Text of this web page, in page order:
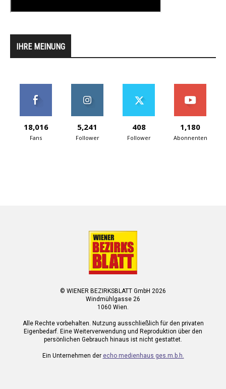
IHRE MEINUNG
18,016
Fans
5,241
Follower
408
Follower
1,180
Abonnenten
© WIENER BEZIRKSBLATT GmbH 2026
Windmühlgasse 26
1060 Wien.
Alle Rechte vorbehalten. Nutzung ausschließlich für den privaten
Eigenbedarf. Eine Weiterverwendung und Reproduktion über den
persönlichen Gebrauch hinaus ist nicht gestattet.
Ein Unternehmen der echo medienhaus ges.m.b.h.